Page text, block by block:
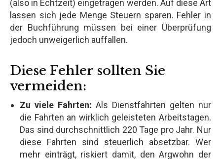
(also in Echtzeit) eingetragen werden. Auf diese Art
lassen sich jede Menge Steuern sparen. Fehler in
der Buchführung müssen bei einer Überprüfung
jedoch unweigerlich auffallen.
Diese Fehler sollten Sie
vermeiden:
Zu viele Fahrten: Als Dienstfahrten gelten nur
die Fahrten an wirklich geleisteten Arbeitstagen.
Das sind durchschnittlich 220 Tage pro Jahr. Nur
diese Fahrten sind steuerlich absetzbar. Wer
mehr einträgt, riskiert damit, den Argwohn der